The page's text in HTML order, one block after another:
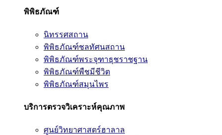
พิพิธภัณฑ์
นิทรรศสถาน
พิพิธภัณฑ์ชลทัศนสถาน
พิพิธภัณฑ์พระจุฑาธุชราชฐาน
พิพิธภัณฑ์พืชมีชีวิต
พิพิธภัณฑ์สมุนไพร
บริการตรวจวิเคราะห์คุณภาพ
ศูนย์วิทยาศาสตร์ฮาลาล